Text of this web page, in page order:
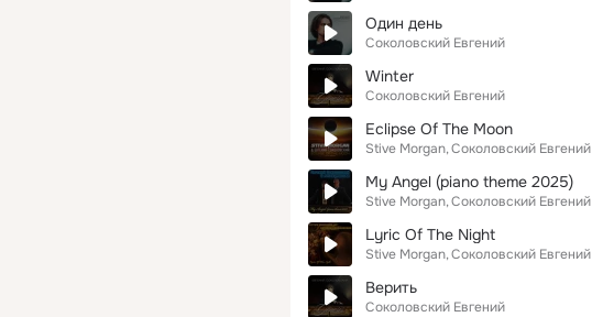
Один день
Соколовский Евгений
Winter
Соколовский Евгений
Eclipse Of The Moon
Stive Morgan Соколовский Евгений
My Angel (piano theme 2025)
Stive Morgan Соколовский Евгений
Lyric Of The Night
Stive Morgan Соколовский Евгений
Верить
Соколовский Евгений